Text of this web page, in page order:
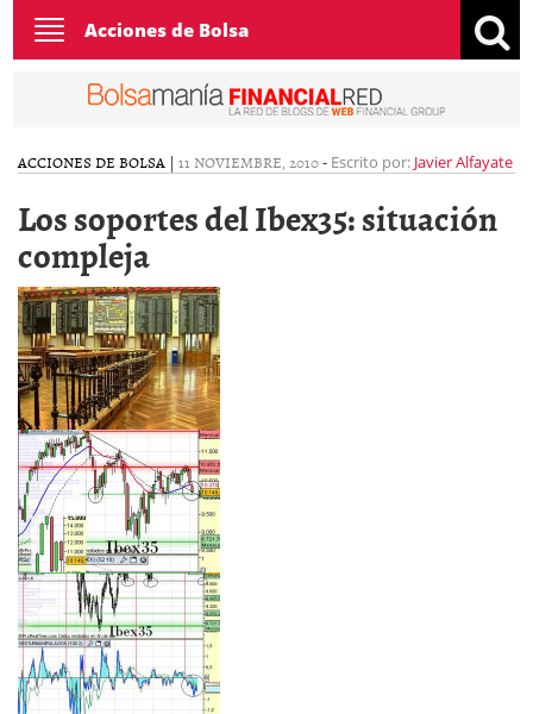
Toggle
navigation
Acciones de Bolsa
ACCIONES DE BOLSA | 11 NOVIEMBRE, 2010- Escrito por: Javier Alfayate
Los soportes del Ibex35: situación
compleja